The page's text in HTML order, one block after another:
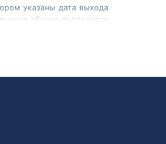
указаны дата выхода
обычно проводится
маркой, новогоднее